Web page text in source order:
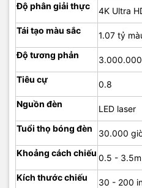
Độ phân giải thực
4K Ultra
Tái tạo màu sắc
1.07 tỷ
Độ tương phản
Tiêu cự
0.8
Nguồn đèn
LED laser
Tuổi thọ bóng đèn
30.000
Khoảng cách chiếu 0.5 - 3.5m
Kích thước chiếu
30 - 200